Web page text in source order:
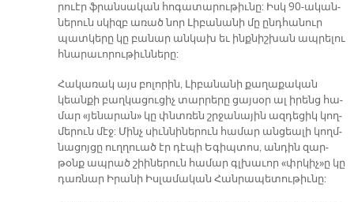
րուէր ֆրան­սա­կան հո­գա­տա­րու­թիւ­նը: Իսկ 90-ա­կան­
նե­րուն սկիզբ ա­ռած նոր Լի­բա­նա­նի մը ընդ­հա­նուր
պատ­կե­րը կը բա­նար ան­կախ եւ ինք­նիշ­խան ապ­րե­լու
հնա­րա­ւո­րու­թիւն­նե­րը:
Հա­կա­ռակ այս բո­լո­րին, Լի­բա­նա­նի քա­ղա­քա­կան
կեան­քի բաղ­կա­ցու­ցիչ տար­րե­րը ցայ­սօր ալ ի­րենց հա­
մար «յե­նա­րան» կը փնտռեն շրջա­նա­յին ազ­դե­ցիկ կող­
մե­րուն մէջ: Մինչ սիւն­նի­նե­րուն հա­մար ան­ցեա­լի կողմ­
նա­ցոյ­ցը ուղ­ղուած էր դէ­պի Ե­գիպ­տոս, ան­դին զար­
թօնք ապ­րած շիի­նե­րուն հա­մար գլխա­ւոր «փրկիչ»ը կը
դառ­նար Ի­րա­նի Իս­լա­մա­կան Հան­րա­պե­տու­թիւ­նը: